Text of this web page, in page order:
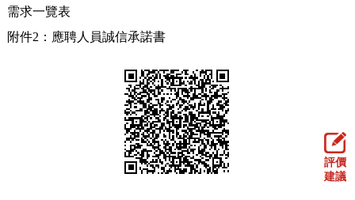
需求一覽表
附件2：應聘人員誠信承諾書
評價
建議